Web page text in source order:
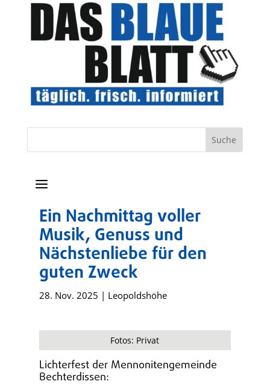
a
Ein Nachmittag voller
Musik, Genuss und
Nächstenliebe für den
guten Zweck
28. Nov. 2025 | Leopoldshöhe
Fotos: Privat
Lichterfest der Mennonitengemeinde
Bechterdissen: